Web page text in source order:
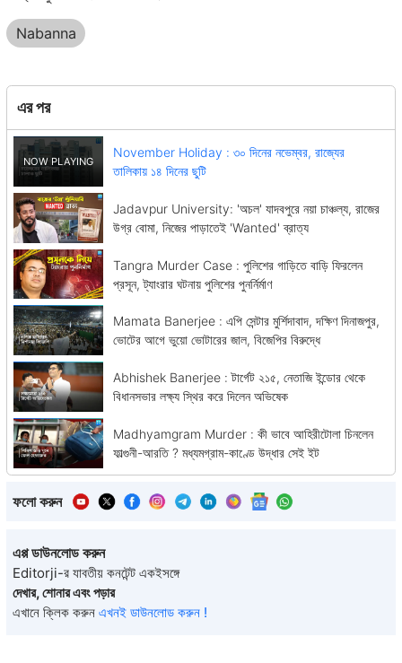
Nabanna
এর পর
November Holiday : ৩০ দিনের নভেম্বর, রাজ্যের
তালিকায় ১৪ দিনের ছুটি
Jadavpur University: 'অচল' যাদবপুরে নয়া চাঞ্চল্য, রাজের
উগ্র বোমা, নিজের পাড়াতেই 'Wanted' ব্রাত্য
Tangra Murder Case : পুলিশের গাড়িতে বাড়ি ফিরলেন
প্রসূন, ট্যাংরার ঘটনায় পুলিশের পুনর্নির্মাণ
Mamata Banerjee : এপি সেন্টার মুর্শিদাবাদ, দক্ষিণ দিনাজপুর,
ভোটের আগে ভুয়ো ভোটারের জাল, বিজেপির বিরুদ্ধে
Abhishek Banerjee : টার্গেট ২১৫, নেতাজি ইন্ডোর থেকে
বিধানসভার লক্ষ্য স্থির করে দিলেন অভিষেক
Madhyamgram Murder : কী ভাবে আহিরীটোলা চিনলেন
ফাল্গুনী-আরতি ? মধ্যমগ্রাম-কাণ্ডে উদ্ধার সেই ইট
ফলো করুন
এপ্প ডাউনলোড করুন
Editorji-র যাবতীয় কনটেন্ট একইসঙ্গে
দেখার, শোনার এবং পড়ার
এখানে ক্লিক করুন এখনই ডাউনলোড করুন !